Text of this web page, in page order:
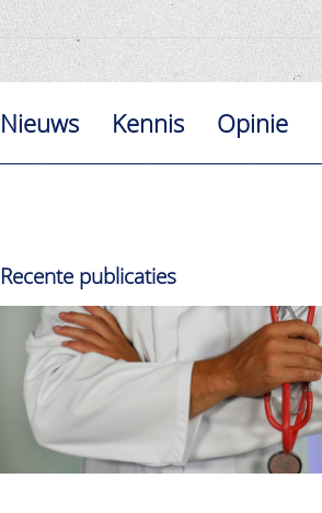
Nieuws Kennis Opinie
Recente publicaties